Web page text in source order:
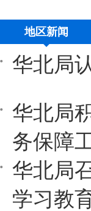
地区新闻
华北局
华北局
务保障
华北局
学习教
导